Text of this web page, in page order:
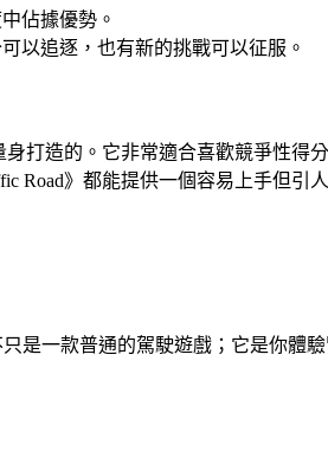
佔據優勢。
以追逐，也有新的挑戰可以征服。
打造的。它非常適合喜歡競爭性
Road》都能提供一個容易上手但引
只是一款普通的駕駛遊戲；它是你